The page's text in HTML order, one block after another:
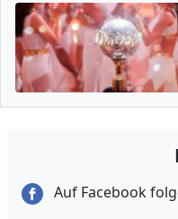
Auf Facebook